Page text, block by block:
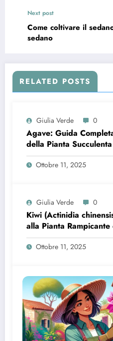
Next post
Come coltivare il
sedano
RELATED POSTS
Giulia Verde 0
Agave: Guida
della Pianta
Ottobre 11, 2025
Giulia Verde 0
Kiwi (Actinidia
alla Pianta
Ottobre 11, 2025